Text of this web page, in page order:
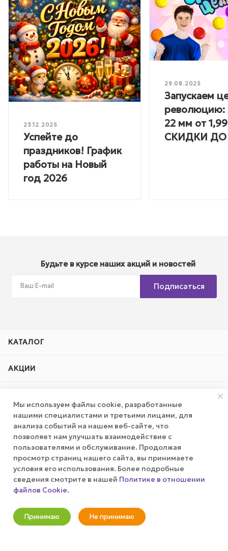
23.12.2025
Успейте до
праздников! График
работы на Новый
год 2026
29.08.2025
Запускаем
революцию:
22 мм от
СКИДКИ ДО
Будьте в курсе наших акций и новостей
Подписаться
КАТАЛОГ
АКЦИИ
ПУБЛИЧНАЯ ОФЕРТА
КАК СДЕЛАТЬ ЗАКАЗ?
+7 (800) 100-37-51
метро "Водный стадион" 5 минут
Мы используем файлы cookie, разработанные
нашими специалистами и третьими лицами, для
анализа событий на нашем веб-сайте, что
позволяет нам улучшать взаимодействие с
пользователями и обслуживание. Продолжая
просмотр страниц нашего сайта, вы принимаете
условия его использования. Более подробные
сведения смотрите в нашей Политике в отношении
файлов Cookie.
Принимаю Не принимаю